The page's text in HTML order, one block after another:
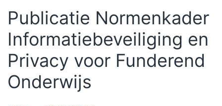
Publicatie Normenkader
Informatiebeveiliging en
Privacy voor Funderend
Onderwijs